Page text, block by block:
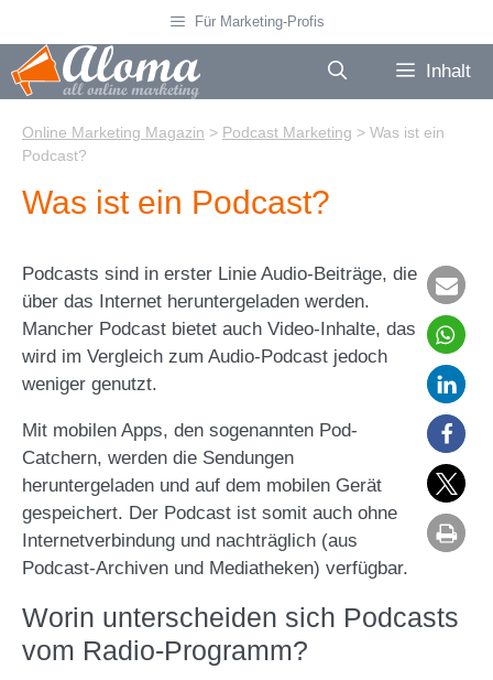
Inhalt
springen
Für Marketing-Profis
Inhalt
Online Marketing Magazin > Podcast Marketing > Was ist ein
Podcast?
Was ist ein Podcast?
Podcasts sind in erster Linie Audio-Beiträge, die
über das Internet heruntergeladen werden.
Mancher Podcast bietet auch Video-Inhalte, das
wird im Vergleich zum Audio-Podcast jedoch
weniger genutzt.
Mit mobilen Apps, den sogenannten Pod-
Catchern, werden die Sendungen
heruntergeladen und auf dem mobilen Gerät
gespeichert. Der Podcast ist somit auch ohne
Internetverbindung und nachträglich (aus
Podcast-Archiven und Mediatheken) verfügbar.
Worin unterscheiden sich Podcasts
vom Radio-Programm?